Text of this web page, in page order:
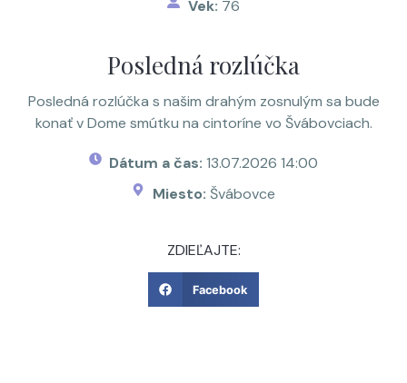
Vek: 76
Posledná rozlúčka
Posledná rozlúčka s našim drahým zosnulým sa bude
konať v Dome smútku na cintoríne vo Švábovciach.
Dátum a čas:13.07.2026 14:00
Miesto: Švábovce
ZDIEĽAJTE:
Facebook